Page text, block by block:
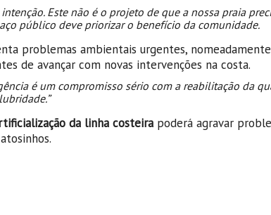
Este não é o projeto de que a nossa praia
público deve priorizar o benefício da comunidade.
problemas ambientais urgentes,
de avançar com novas intervenções na costa.
é um compromisso sério com a reabilitação da
da linha costeirapoderá agravar